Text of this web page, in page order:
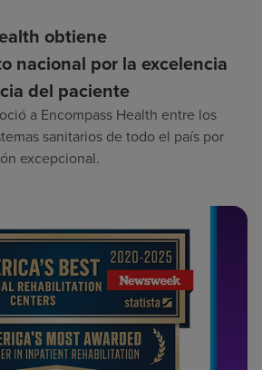
obtiene
nacional por la excelencia
del paciente
a Encompass Health entre los
sanitarios de todo el país por
excepcional.